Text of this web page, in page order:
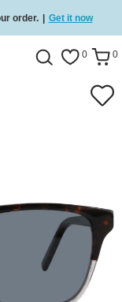
order. | Get it now
Shop now 0 0